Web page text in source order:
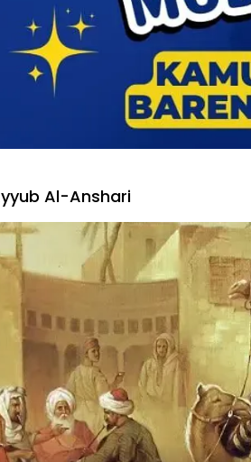
Al-Anshari